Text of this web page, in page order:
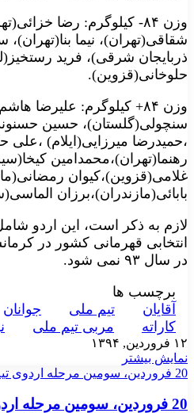
وزن ۸۴- کیلوگرم: رضا
شقاقی(تهران)، نیما
ذربایجان شرقی)، فرید
حلوخانی(قزوین).
وزن ۸۴+ کیلوگرم: علیرضا
سنچولی(گلستان)، حسین
،حمیدرضا میرزایی(ایلام) ،علی
رهنما(تهران)،محمدامین
غلامی(قزوین)،کیوان
بابائی(مازندران)،برزان
لازم به ذکر است، این اردو
انتخابی قهرمانی کشور در
در سال ۹۳ نمی شود.
برچسب ها
آقايان
تيم ملی جوانان
کاراته
مربی تیم ملی
۱۲ فروردین, ۱۳۹۴
نمایش بیشتر
20 فروردین، سومین مرحله اردوی تیم ملی بزرگسالان
20 فروردین، سومین مرحله اردوی تیم ملی بزرگسالان